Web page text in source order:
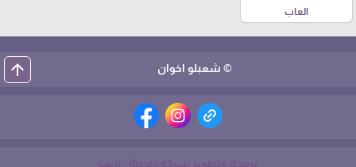
العاب
© شعبلو اخوان arrow_upward